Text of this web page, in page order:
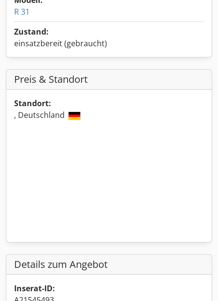
R 31
Zustand:
einsatzbereit (gebraucht)
Preis & Standort
Standort:
, Deutschland
Details zum Angebot
Inserat-ID: